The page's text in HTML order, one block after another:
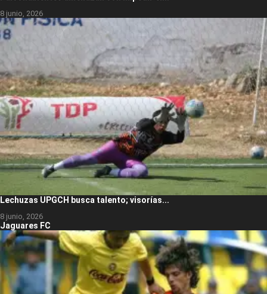
8 junio, 2026
Lechuzas UPGCH busca talento; visorías...
8 junio, 2026
Jaguares FC